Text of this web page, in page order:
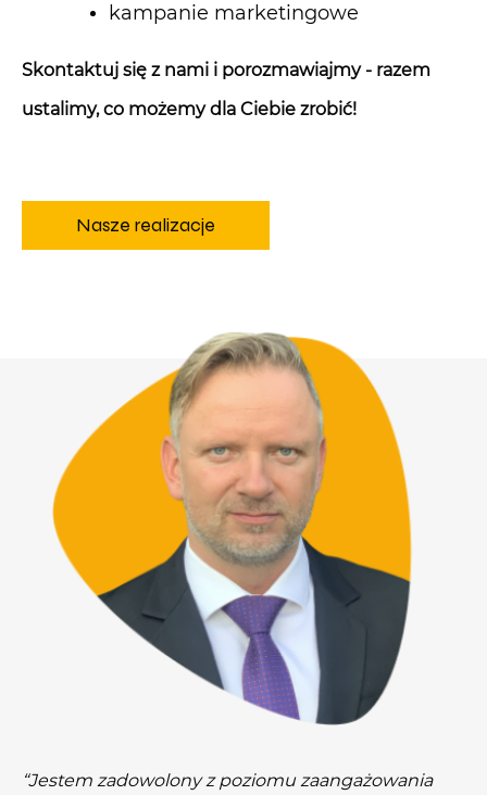
kampanie marketingowe
Skontaktuj się z nami i porozmawiajmy - razem
ustalimy, co możemy dla Ciebie zrobić!
Nasze realizacje
“Jestem zadowolony z poziomu zaangażowania